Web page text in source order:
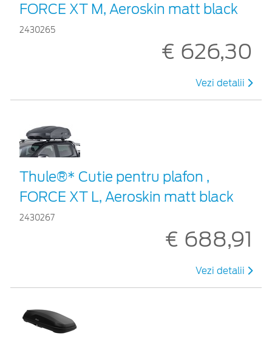
FORCE XT M, Aeroskin matt black
2430265
€ 626,30
Vezi detalii
Thule®* Cutie pentru plafon ,
FORCE XT L, Aeroskin matt black
2430267
€ 688,91
Vezi detalii